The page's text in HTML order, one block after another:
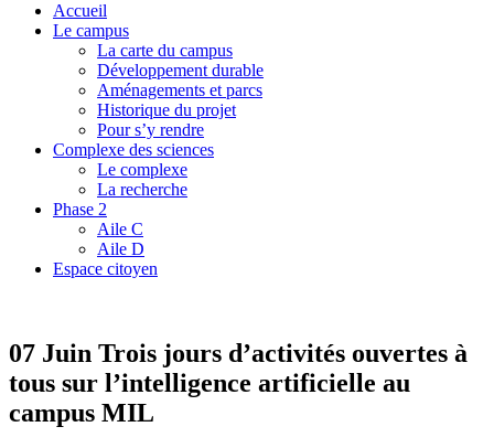
Accueil
Le campus
La carte du campus
Développement durable
Aménagements et parcs
Historique du projet
Pour s’y rendre
Complexe des sciences
Le complexe
La recherche
Phase 2
Aile C
Aile D
Espace citoyen
07 Juin Trois jours d’activités ouvertes à
tous sur l’intelligence artificielle au
campus MIL